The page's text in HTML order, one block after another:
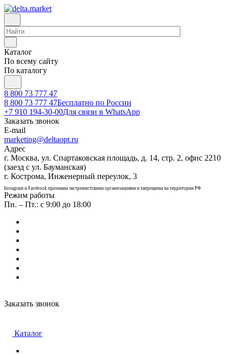
Каталог
По всему сайту
По каталогу
8 800 73 777 47
8 800 73 777 47Бесплатно по России
+7 910 194-30-00Для связи в WhatsApp
Заказать звонок
E-mail
marketing@deltaopt.ru
Адрес
г. Москва, ул. Спартаковская площадь, д. 14, стр. 2, офис 2210
(заезд с ул. Бауманская)
г. Кострома, Инженерный переулок, 3
Instagram и Facebook признаны экстремистскими организациями и запрещены на территории РФ.
Режим работы
Пн. – Пт.: с 9:00 до 18:00
Заказать звонок
Каталог